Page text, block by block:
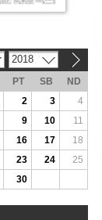
2018
PT SB
ND
2 3
4
9 10
11
16 17
18
23 24
25
30